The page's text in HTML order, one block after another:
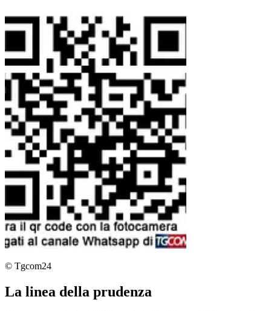
© Tgcom24
La linea della prudenza